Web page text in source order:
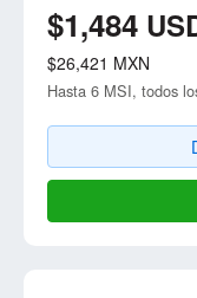
$1,484
$26,421 MXN
Hasta 6 MSI, todos